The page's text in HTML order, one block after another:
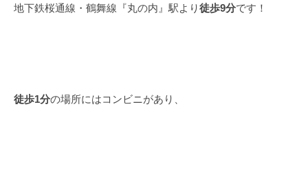
地下鉄桜通線・鶴舞線『丸の内』駅より徒歩9分です！
徒歩1分の場所にはコンビニがあり、